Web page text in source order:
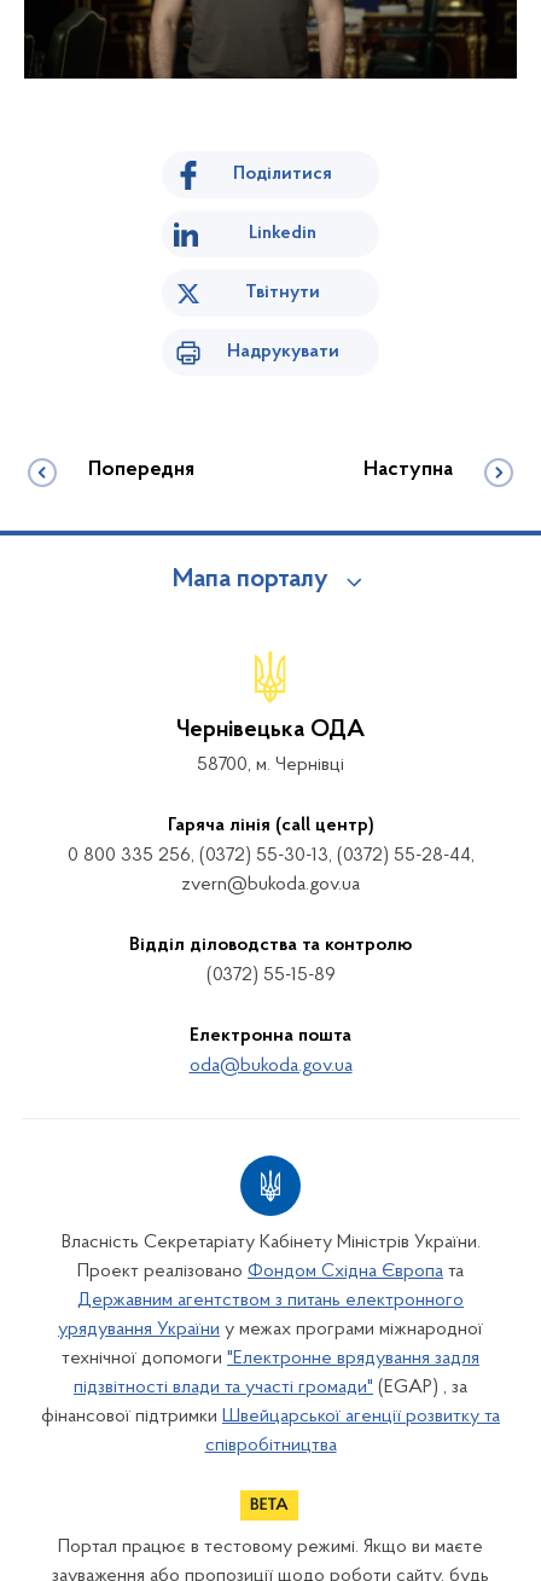
Поділитися
Linkedin
Твітнути
Надрукувати
Попередня Наступна
Мапа порталу
Чернівецька ОДА
58700, м. Чернівці
Гаряча лінія (call центр)
0 800 335 256, (0372) 55-30-13, (0372) 55-28-44,
zvern@bukoda.gov.ua
Відділ діловодства та контролю
(0372) 55-15-89
Електронна пошта
oda@bukoda.gov.ua
Власність Секретаріату Кабінету Міністрів України.
Проект реалізовано Фондом Східна Європа та
Державним агентством з питань електронного
урядування України у межах програми міжнародної
технічної допомоги "Електронне врядування задля
підзвітності влади та участі громади" (EGAP) , за
фінансової підтримки Швейцарської агенції розвитку та
співробітництва
Портал працює в тестовому режимі. Якщо ви маєте
зауваження або пропозиції щодо роботи сайту, будь